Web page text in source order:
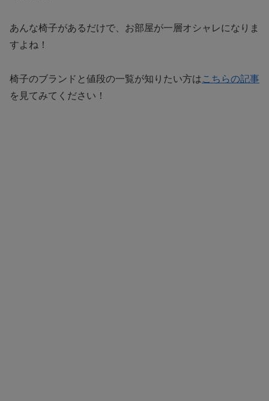
あんな椅子があるだけで、お部屋が一層オシャレになりま
すよね！
椅子のブランドと値段の一覧が知りたい方はこちらの記事
を見てみてください！